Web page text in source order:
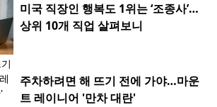
미국 직장인 행복도 1위는 ‘조종사’…
상위 10개 직업 살펴보니
주차하려면 해 뜨기 전에 가야…마운
트 레이니어 '만차 대란'